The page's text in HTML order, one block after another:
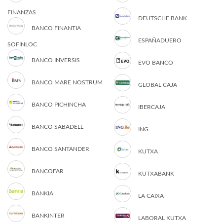
FINANZAS
BANCO FINANTIA
SOFINLOC
BANCO INVERSIS
BANCO MARE NOSTRUM
BANCO PICHINCHA
BANCO SABADELL
BANCO SANTANDER
BANCOFAR
BANKIA
BANKINTER
DEUTSCHE BANK
ESPAÑADUERO
EVO BANCO
GLOBAL CAJA
IBERCAJA
ING
KUTXA
KUTXABANK
LA CAIXA
LABORAL KUTXA